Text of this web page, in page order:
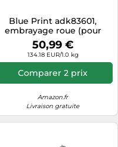
Blue Print adk83601,
embrayage roue (pour
embrayage)
50,99 €
134.18 EUR/1.0 kg
Comparer 2 prix
Amazon.fr
Livraison gratuite